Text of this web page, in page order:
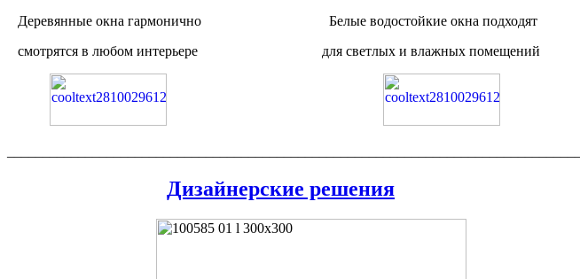
Деревянные окна гармонично Белые водостойкие окна подходят
смотрятся в любом интерьере для светлых и влажных помещений
Дизайнерские решения